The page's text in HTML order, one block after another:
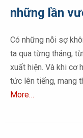
những lần
Có những nỗi sợ
ta qua từng tháng,
xuất hiện. Và khi cơ
tức lên tiếng, mang
More…